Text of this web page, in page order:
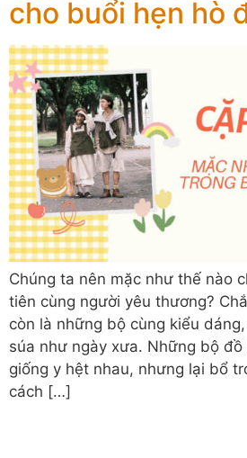
cho buổi hẹn hò
Chúng ta nên mặc như thế nào
tiên cùng người yêu thương?
còn là những bộ cùng kiểu
súa như ngày xưa. Những bộ
giống y hệt nhau, nhưng lại bổ
cách […]